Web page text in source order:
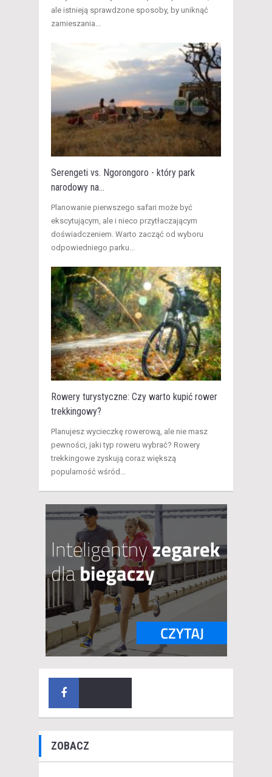
ale istnieją sprawdzone sposoby, by uniknąć
zamieszania...
Serengeti vs. Ngorongoro - który park
narodowy na...
Planowanie pierwszego safari może być
ekscytującym, ale i nieco przytłaczającym
doświadczeniem. Warto zacząć od wyboru
odpowiedniego parku...
Rowery turystyczne: Czy warto kupić rower
trekkingowy?
Planujesz wycieczkę rowerową, ale nie masz
pewności, jaki typ roweru wybrać? Rowery
trekkingowe zyskują coraz większą
popularność wśród...
ZOBACZ